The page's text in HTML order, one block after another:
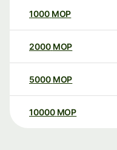
1000 MOP
2000 MOP
5000 MOP
10000 MOP